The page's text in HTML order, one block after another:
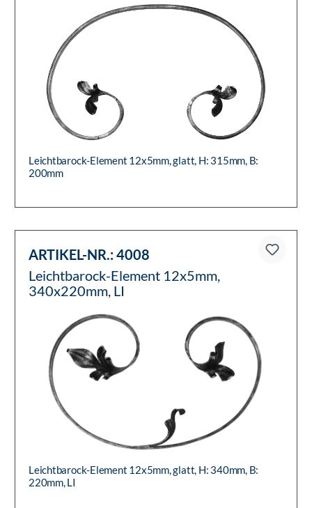
Leichtbarock-Element 12x5mm, glatt, H: 315mm, B:
200mm
ARTIKEL-NR.:4008
Leichtbarock-Element 12x5mm,
340x220mm, LI
Leichtbarock-Element 12x5mm, glatt, H: 340mm, B:
220mm, LI